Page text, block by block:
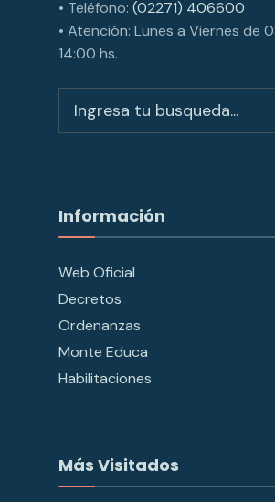
• Teléfono: (02271) 406600
• Atención: Lunes a Viernes de
14:00 hs.
Información
Web Oficial
Decretos
Ordenanzas
Monte Educa
Habilitaciones
Más Visitados